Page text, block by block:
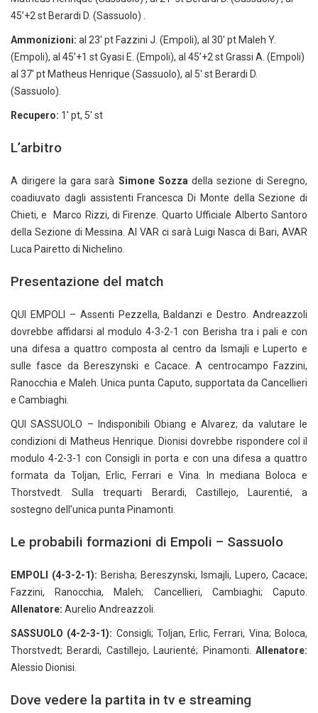
45’+2 st Berardi D. (Sassuolo) .
Ammonizioni: al 23′ pt Fazzini J. (Empoli), al 30′ pt Maleh Y.
(Empoli), al 45’+1 st Gyasi E. (Empoli), al 45’+2 st Grassi A. (Empoli)
al 37′ pt Matheus Henrique (Sassuolo), al 5′ st Berardi D.
(Sassuolo).
Recupero: 1′ pt, 5′ st
L’arbitro
A dirigere la gara sarà Simone Sozzadella sezione di Seregno,
coadiuvato dagli assistenti Francesca Di Monte della Sezione di
Chieti, e Marco Rizzi, di Firenze. Quarto Ufficiale Alberto Santoro
della Sezione di Messina. Al VAR ci sarà Luigi Nasca di Bari, AVAR
Luca Pairetto di Nichelino.
Presentazione del match
QUI EMPOLI – Assenti Pezzella, Baldanzi e Destro. Andreazzoli
dovrebbe affidarsi al modulo 4-3-2-1 con Berisha tra i pali e con
una difesa a quattro composta al centro da Ismajli e Luperto e
sulle fasce da Bereszynski e Cacace. A centrocampo Fazzini,
Ranocchia e Maleh. Unica punta Caputo, supportata da Cancellieri
e Cambiaghi.
QUI SASSUOLO – Indisponibili Obiang e Alvarez; da valutare le
condizioni di Matheus Henrique. Dionisi dovrebbe rispondere col il
modulo 4-2-3-1 con Consigli in porta e con una difesa a quattro
formata da Toljan, Erlic, Ferrari e Vina. In mediana Boloca e
Thorstvedt. Sulla trequarti Berardi, Castillejo, Laurentié, a
sostegno dell’unica punta Pinamonti.
Le probabili formazioni di Empoli – Sassuolo
EMPOLI (4-3-2-1): Berisha; Bereszynski, Ismajli, Lupero, Cacace;
Fazzini, Ranocchia, Maleh; Cancellieri, Cambiaghi; Caputo.
Allenatore: Aurelio Andreazzoli.
SASSUOLO (4-2-3-1): Consigli; Toljan, Erlic, Ferrari, Vina; Boloca,
Thorstvedt; Berardi, Castillejo, Laurienté; Pinamonti. Allenatore:
Alessio Dionisi.
Dove vedere la partita in tv e streaming